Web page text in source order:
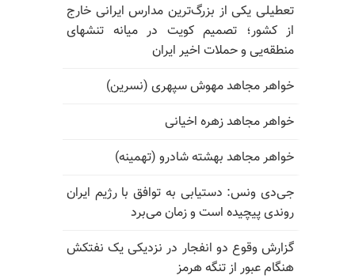
تعطیلی یکی از بزرگ‌ترین مدارس ایرانی خارج
از کشور؛ تصمیم کویت در میانه تنشهای
منطقه‌یی و حملات اخیر ایران
خواهر مجاهد مهوش سپهری (نسرین)
خواهر مجاهد زهره اخیانی
خواهر مجاهد بهشته شادرو (تهمینه)
جی‌دی ونس: دستیابی به توافق با رژیم ایران
روندی پیچیده است و زمان می‌برد
گزارش وقوع دو انفجار در نزدیکی یک نفتکش
هنگام عبور از تنگه هرمز